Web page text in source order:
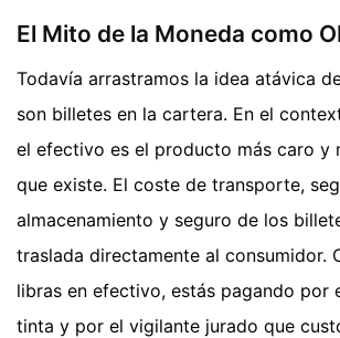
El Mito de la Moneda como
Todavía arrastramos la idea atávica
son billetes en la cartera. En el
el efectivo es el producto más caro y
que existe. El coste de transporte,
almacenamiento y seguro de los
traslada directamente al consumidor.
libras en efectivo, estás pagando por
tinta y por el vigilante jurado que